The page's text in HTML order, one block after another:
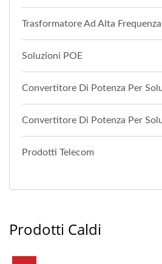
Trasformatore Ad Alta Frequenza
Soluzioni POE
Convertitore Di Potenza Per
Convertitore Di Potenza Per
Prodotti Telecom
Prodotti Caldi